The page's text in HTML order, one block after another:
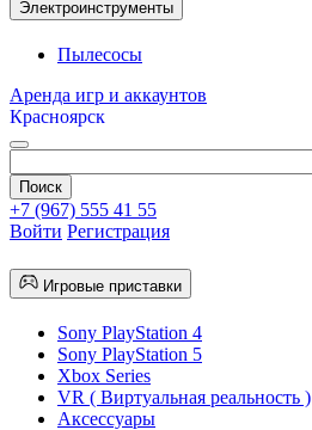
Электроинструменты
Пылесосы
Аренда игр и аккаунтов
Красноярск
+7 (967) 555 41 55
Войти Регистрация
Игровые приставки
Sony PlayStation 4
Sony PlayStation 5
Xbox Series
VR ( Виртуальная реальность )
Аксессуары